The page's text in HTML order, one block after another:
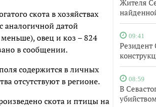
Жителя
09:41
Резидент
08:59
В
скота в хозяйствах
аналогичной датой
овец и коз – 824
в сообщении.
содержится в личных
отсутствуют в регионе.
скота и птицы на